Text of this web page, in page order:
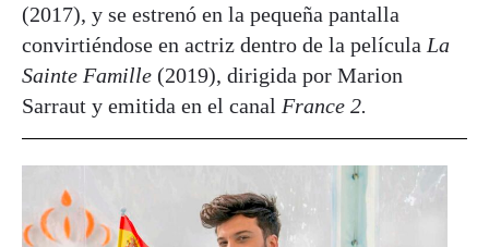
(2017), y se estrenó en la pequeña pantalla
convirtiéndose en actriz dentro de la película La
Sainte Famille (2019), dirigida por Marion
Sarraut y emitida en el canal France 2.​